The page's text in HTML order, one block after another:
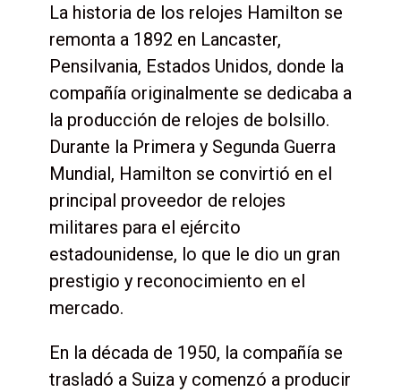
La historia de los relojes Hamilton se
remonta a 1892 en Lancaster,
Pensilvania, Estados Unidos, donde la
compañía originalmente se dedicaba a
la producción de relojes de bolsillo.
Durante la Primera y Segunda Guerra
Mundial, Hamilton se convirtió en el
principal proveedor de relojes
militares para el ejército
estadounidense, lo que le dio un gran
prestigio y reconocimiento en el
mercado.
En la década de 1950, la compañía se
trasladó a Suiza y comenzó a producir